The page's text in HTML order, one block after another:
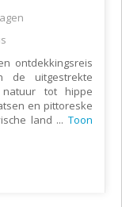
ontdekkingsreis
de uitgestrekte
tot hippe
en pittoreske
land ... Toon